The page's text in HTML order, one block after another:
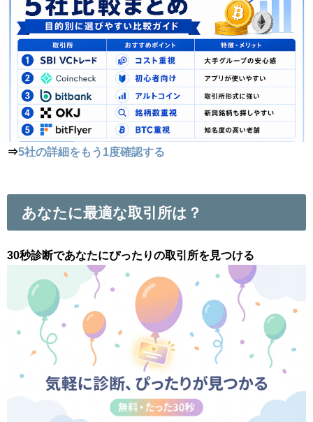
⇒5社の詳細をもう1度確認する
あなたに最適な取引所は？
30秒診断であなたにぴったりの取引所を見つける